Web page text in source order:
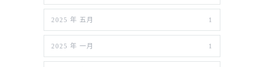
2025 年 五月 1
2025 年 一月 1